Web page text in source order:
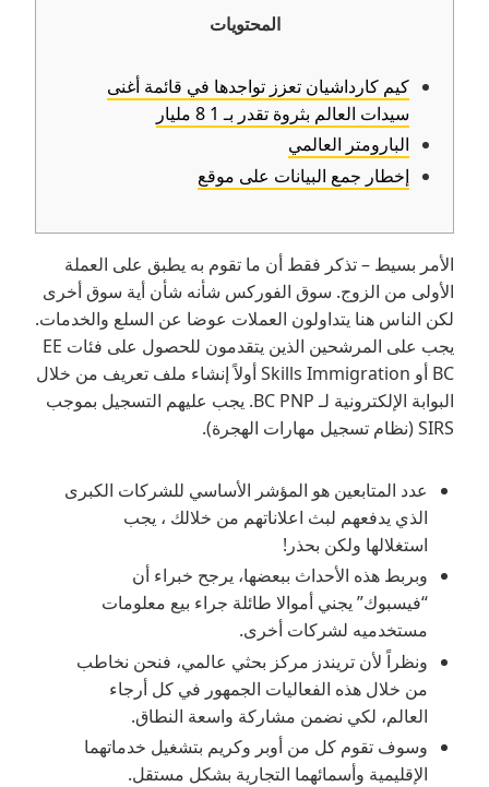
المحتويات
كيم كارداشيان تعزز تواجدها في قائمة أغنى
سيدات العالم بثروة تقدر بـ 1 8 مليار
البارومتر العالمي
إخطار جمع البيانات على موقع
الأمر بسيط – تذكر فقط أن ما تقوم به يطبق على العملة
الأولى من الزوج. سوق الفوركس شأنه شأن أية سوق أخرى
لكن الناس هنا يتداولون العملات عوضا عن السلع والخدمات.
يجب على المرشحين الذين يتقدمون للحصول على فئات EE
BC أو Skills Immigration أولاً إنشاء ملف تعريف من خلال
البوابة الإلكترونية لـ BC PNP. يجب عليهم التسجيل بموجب
SIRS (نظام تسجيل مهارات الهجرة).
عدد المتابعين هو المؤشر الأساسي للشركات الكبرى
الذي يدفعهم لبث اعلاناتهم من خلالك ، يجب
استغلالها ولكن بحذر!
وبربط هذه الأحداث ببعضها، يرجح خبراء أن
“فيسبوك” يجني أموالا طائلة جراء بيع معلومات
مستخدميه لشركات أخرى.
ونظراً لأن تريندز مركز بحثي عالمي، فنحن نخاطب
من خلال هذه الفعاليات الجمهور في كل أرجاء
العالم، لكي نضمن مشاركة واسعة النطاق.
وسوف تقوم كل من أوبر وكريم بتشغيل خدماتهما
الإقليمية وأسمائهما التجارية بشكل مستقل.